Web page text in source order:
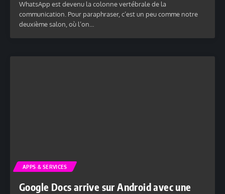
WhatsApp est devenu la colonne vertébrale de la
communication. Pour paraphraser, c’est un peu comme notre
deuxième salon, où l’on…
APPS & SERVICES
Google Docs arrive sur Android avec une